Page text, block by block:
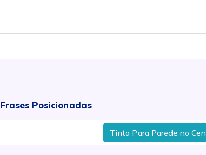
Frases Posicionadas
Tinta Para Parede no Centro